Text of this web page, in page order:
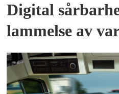
Digital
lammelse av